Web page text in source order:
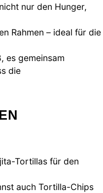
nur den Hunger,
Rahmen – ideal für die
es gemeinsam
die
Tortillas für den
auch Tortilla-Chips